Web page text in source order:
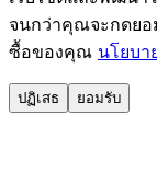
จนกว่าคุณจะกดยอ
ซื้อของคุณ นโยบา
ปฏิเสธ ยอมรับ